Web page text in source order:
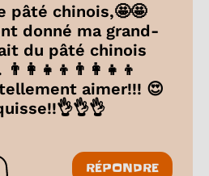
pâté chinois,🤩🤩
donné ma grand-
du pâté chinois
aimer!!! 😍
RÉPONDRE